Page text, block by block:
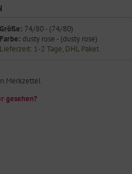
Größe: 74/80 - (74/80)
Farbe: dusty rose - (dusty rose)
Lieferzeit: 1-2 Tage, DHL Paket
gesehen?